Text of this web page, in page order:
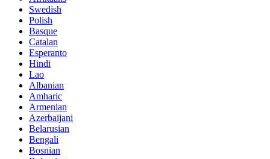
Swedish
Polish
Basque
Catalan
Esperanto
Hindi
Lao
Albanian
Amharic
Armenian
Azerbaijani
Belarusian
Bengali
Bosnian